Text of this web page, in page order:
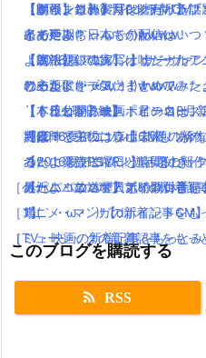
【ポインコ】dポイント新CM
条あやみちゃんもかわいい！
【朗報】銀魂実写は嘘だった
とめたよ(｀・ω・´)wwww
【うれしかろー】ポインコ8月
堤真一と弟のコラボCMも！今
る！
【パパパのパァ】ポインコ音
場(｀・ω・´)!【dポイントCM
［TV・映画の新着記事をもっと
【ダウンロードリンク有り】
出で延期？日本での配信はい
よ！
ワールドオブファイナルファ
【ドラゴンクエストヒーロー
声優陣で主役は森山未來！あ
ついに発売PSVR！遊べるビッ
［ゲーム・スマホアプリの新着
【朗報】銀魂実写は嘘だった
とめたよ(｀・ω・´)wwww
【魔法使いの嫁】オリジナル
れるよ(｀・ω・´)！！
【本日公開】映画「君の名は
判は？
【2016夏アニソン】話題の新
みたよ！放送曜日と時間付き(
［アニメ・マンガの新着記事をも
【動画まとめ】月9ドラマ”ラ
イイ声！！
【2016夏アニソン】サーヴァ
の主題歌を一気にまとめてみ
´)！【火曜日編】
【2016夏アニソン】話題の新
みたよ！放送曜日と時間付き(
最近ニコニコで人気の歌い手
1】
［ミュージックの新着記事をもっ
このブログを購読する
RSS